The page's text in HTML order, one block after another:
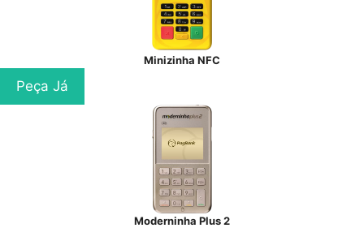
Minizinha NFC
Peça Já
Moderninha Plus 2